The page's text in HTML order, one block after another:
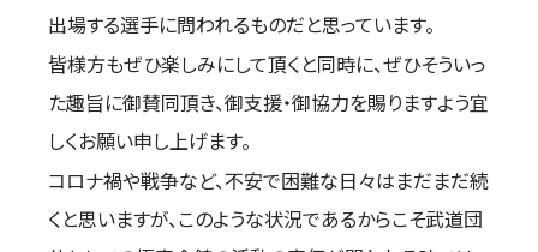
出場する選手に問われるものだと思っています。
皆様方もぜひ楽しみにして頂くと同時に、ぜひそういっ
た趣旨に御賛同頂き、御支援・御協力を賜りますよう宜
しくお願い申し上げます。
コロナ禍や戦争など、不安で困難な日々はまだまだ続
くと思いますが、このような状況であるからこそ武道団